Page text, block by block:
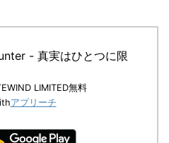
- 真実はひとつに限
LIMITED無料
アプリーチ